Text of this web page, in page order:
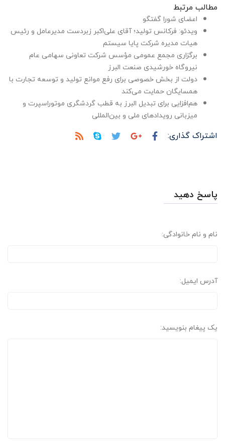
مطالب مرتبط
اعضای شورا گفتگو
ویدئو: فرکانس تولید؛ آقای علی‌اکبر زبردست مدیرعامل و رئیس
هیات مدیره شرکت پایا سیستم
برگزاری مجمع عمومی مؤسس شرکت تعاونی سهامی عام
نیروگاه خورشیدی صنعت البرز
دولت از بخش خصوصی برای رفع موانع تولید و توسعه تجارت با
همسایگان حمایت می‌کند
هم‌افزایی برای تبدیل البرز به قطب گردشگری موتوراسپرت و
میزبانی رویدادهای ملی و بین‌المللی
اشتراک گذاری:
پاسخ دهید
نام و نام خانوادگی:
آدرس ایمیل:
یک پیغام بنویسید: